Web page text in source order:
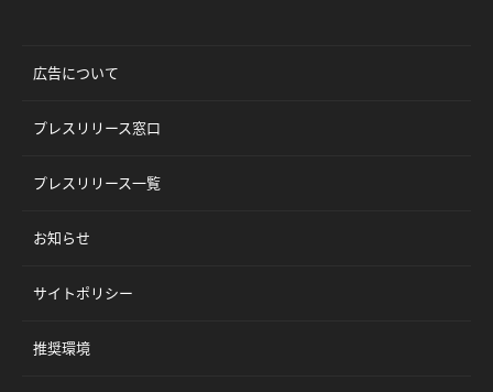
広告について
プレスリリース窓口
プレスリリース一覧
お知らせ
サイトポリシー
推奨環境